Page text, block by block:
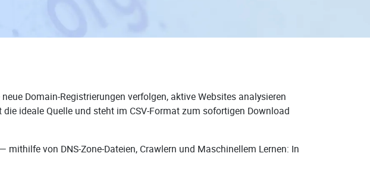
Domain-Registrierungen verfolgen, aktive Websites analysieren
ideale Quelle und steht im CSV-Format zum sofortigen Download
mithilfe von DNS-Zone-Dateien, Crawlern und Maschinellem Lernen: In